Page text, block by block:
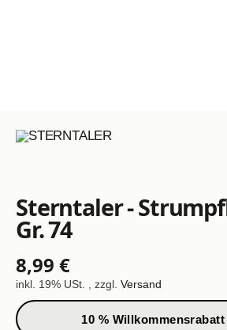
Sterntaler -
Gr. 74
8,99 €
inkl. 19% USt. , zzgl. Versand
10 %